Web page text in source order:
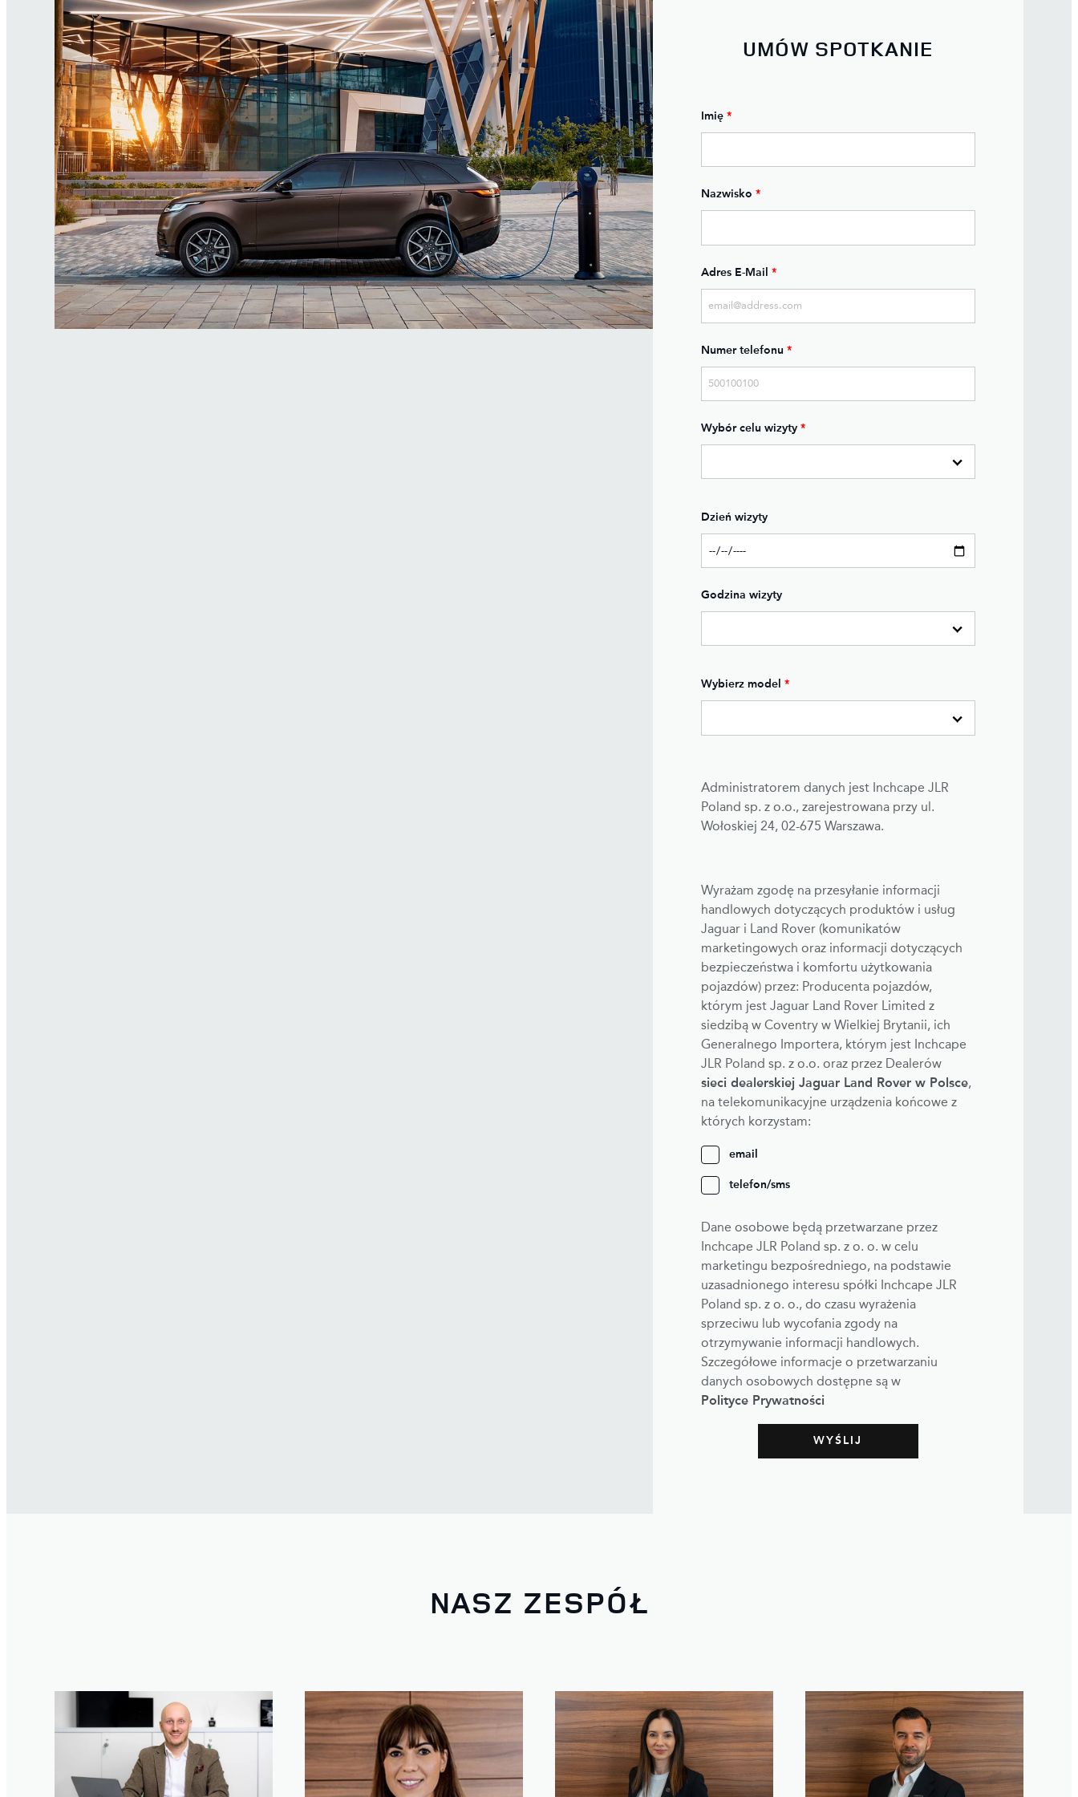
UMÓW SPOTKANIE
Imię *
Nazwisko *
Adres E-Mail *
Numer telefonu *
Wybór celu wizyty *
Dzień wizyty
Godzina wizyty
Wybierz model *
Administratorem danych jest Inchcape JLR
Poland sp. z o.o., zarejestrowana przy ul.
Wołoskiej 24, 02-675 Warszawa.
Wyrażam zgodę na przesyłanie informacji
handlowych dotyczących produktów i usług
Jaguar i Land Rover (komunikatów
marketingowych oraz informacji dotyczących
bezpieczeństwa i komfortu użytkowania
pojazdów) przez: Producenta pojazdów,
którym jest Jaguar Land Rover Limited z
siedzibą w Coventry w Wielkiej Brytanii, ich
Generalnego Importera, którym jest Inchcape
JLR Poland sp. z o.o. oraz przez Dealerów
sieci dealerskiej Jaguar Land Rover w Polsce,
na telekomunikacyjne urządzenia końcowe z
których korzystam:
email
telefon/sms
Dane osobowe będą przetwarzane przez
Inchcape JLR Poland sp. z o. o. w celu
marketingu bezpośredniego, na podstawie
uzasadnionego interesu spółki Inchcape JLR
Poland sp. z o. o., do czasu wyrażenia
sprzeciwu lub wycofania zgody na
otrzymywanie informacji handlowych.
Szczegółowe informacje o przetwarzaniu
danych osobowych dostępne są w
Polityce Prywatności
NASZ ZESPÓŁ